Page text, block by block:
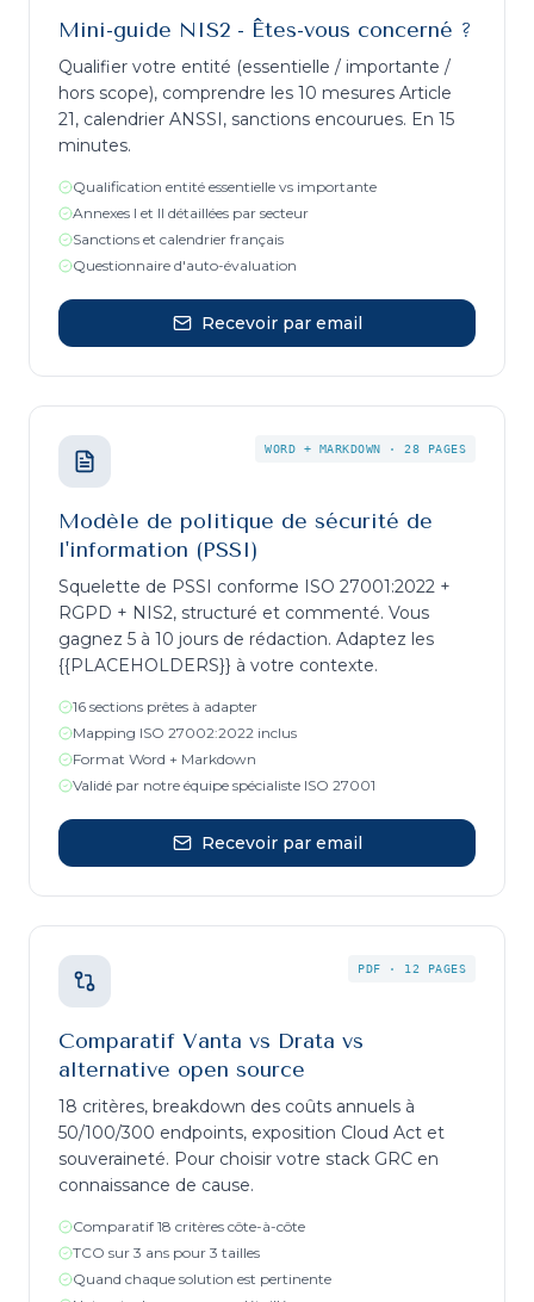
Mini-guide NIS2 - Êtes-vous concerné ?
Qualifier votre entité (essentielle / importante /
hors scope), comprendre les 10 mesures Article
21, calendrier ANSSI, sanctions encourues. En 15
minutes.
Qualification entité essentielle vs importante
Annexes I et II détaillées par secteur
Sanctions et calendrier français
Questionnaire d'auto-évaluation
Recevoir par email
WORD + MARKDOWN · 28 PAGES
Modèle de politique de sécurité de
l'information (PSSI)
Squelette de PSSI conforme ISO 27001:2022 +
RGPD + NIS2, structuré et commenté. Vous
gagnez 5 à 10 jours de rédaction. Adaptez les
{{PLACEHOLDERS}} à votre contexte.
16 sections prêtes à adapter
Mapping ISO 27002:2022 inclus
Format Word + Markdown
Validé par notre équipe spécialiste ISO 27001
Recevoir par email
PDF · 12 PAGES
Comparatif Vanta vs Drata vs
alternative open source
18 critères, breakdown des coûts annuels à
50/100/300 endpoints, exposition Cloud Act et
souveraineté. Pour choisir votre stack GRC en
connaissance de cause.
Comparatif 18 critères côte-à-côte
TCO sur 3 ans pour 3 tailles
Quand chaque solution est pertinente